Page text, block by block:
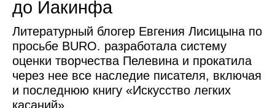
до Иакинфа
Литературный блогер Евгения Лисицына по
просьбе BURO. разработала систему
оценки творчества Пелевина и прокатила
через нее все наследие писателя, включая
и последнюю книгу «Искусство легких
касаний»